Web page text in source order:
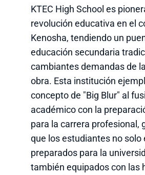
KTEC High School es
revolución educativa en el
Kenosha, tendiendo un
educación secundaria
cambiantes demandas de
obra. Esta institución
concepto de "Big Blur" al
académico con la
para la carrera profesional,
que los estudiantes no solo
preparados para la
también equipados con las